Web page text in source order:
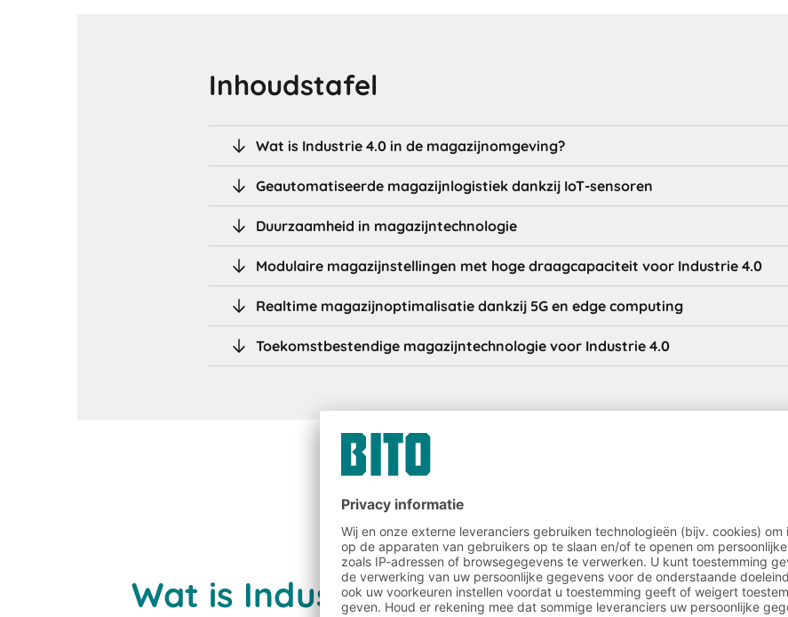
Inhoudstafel
Wat is Industrie 4.0 in de magazijnomgeving?
Geautomatiseerde magazijnlogistiek dankzij IoT-sensoren
Duurzaamheid in magazijntechnologie
Modulaire magazijnstellingen met hoge draagcapaciteit voor Industrie 4.0
Realtime magazijnoptimalisatie dankzij 5G en edge computing
Toekomstbestendige magazijntechnologie voor Industrie 4.0
Wat is Industrie 4.0 in de